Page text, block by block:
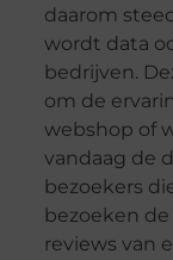
daarom
wordt data
bedrijven.
om de
webshop of
vandaag de
bezoekers
bezoeken
reviews van